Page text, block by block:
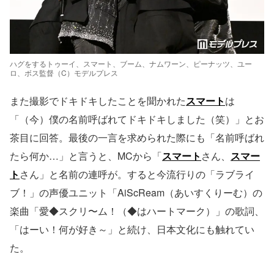
ハグをするトゥーイ、スマート、ブーム、ナムワーン、ピーナッツ、ユー
ロ、ボス監督（C）モデルプレス
また撮影でドキドキしたことを聞かれたスマートは
「（今）僕の名前呼ばれてドキドキしました（笑）」とお
茶目に回答。最後の一言を求められた際にも「名前呼ばれ
たら何か…」と言うと、MCから「スマート さん、 スマー
ト さん」と名前の連呼が。すると今流行りの「ラブライ
ブ！」の声優ユニット「AiScReam（あいすくりーむ）の
楽曲「愛◆スクリ〜ム！（◆はハートマーク）」の歌詞、
「はーい！何が好き～」と続け、日本文化にも触れてい
た。